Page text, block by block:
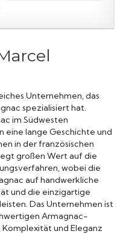
Unternehmen, das
spezialisiert hat.
im Südwesten
eine lange Geschichte und
in der französischen
großen Wert auf die
wobei die
auf handwerkliche
und die einzigartige
Das Unternehmen ist
Armagnac-
und Eleganz